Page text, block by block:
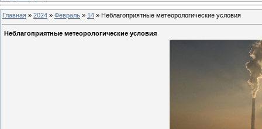
Главная » 2024 » Февраль » 14 » Неблагоприятные метеорологические условия
Неблагоприятные метеорологические условия